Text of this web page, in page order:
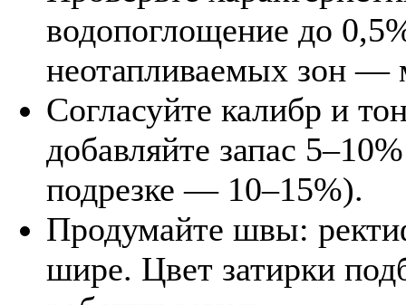
водопоглощение до
неотапливаемых зон —
Согласуйте калибр и
добавляйте запас
подрезке — 10–15%).
Продумайте швы:
шире. Цвет затирки